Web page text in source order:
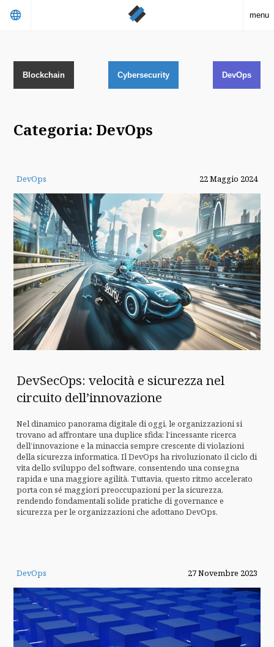
language menu
Blockchain Cybersecurity DevOps
Categoria: DevOps
DevOps 22 Maggio 2024
DevSecOps: velocità e sicurezza nel
circuito dell’innovazione
Nel dinamico panorama digitale di oggi, le organizzazioni si
trovano ad affrontare una duplice sfida: l’incessante ricerca
dell’innovazione e la minaccia sempre crescente di violazioni
della sicurezza informatica. Il DevOps ha rivoluzionato il ciclo di
vita dello sviluppo del software, consentendo una consegna
rapida e una maggiore agilità. Tuttavia, questo ritmo accelerato
porta con sé maggiori preoccupazioni per la sicurezza,
rendendo fondamentali solide pratiche di governance e
sicurezza per le organizzazioni che adottano DevOps.
DevOps 27 Novembre 2023